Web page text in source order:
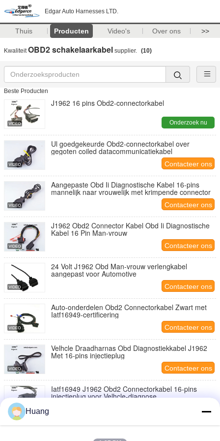
Edgar Auto Harnesses LTD.
Thuis Producten Video's Over ons >>
KwaliteitOBD2 schakelaarkabel supplier. (10)
Beste Producten
J1962 16 pins Obd2-connectorkabel
Onderzoek nu
Ul goedgekeurde Obd2-connectorkabel over
gegoten coiled datacommunicatiekabel
Contacteer ons
Aangepaste Obd Ii Diagnostische Kabel 16-pins
mannelijk naar vrouwelijk met krimpende connector
Contacteer ons
J1962 Obd2 Connector Kabel Obd Ii Diagnostische
Kabel 16 Pin Man-vrouw
Contacteer ons
24 Volt J1962 Obd Man-vrouw verlengkabel
aangepast voor Automotive
Contacteer ons
Auto-onderdelen Obd2 Connectorkabel Zwart met
Iatf16949-certificering
Contacteer ons
Velhcle Draadharnas Obd Diagnostiekkabel J1962
Met 16-pins injectieplug
Contacteer ons
Iatf16949 J1962 Obd2 Connectorkabel 16-pins
injectieplug voor Velhcle-diagnose
auto diagnostische kabel
Huang